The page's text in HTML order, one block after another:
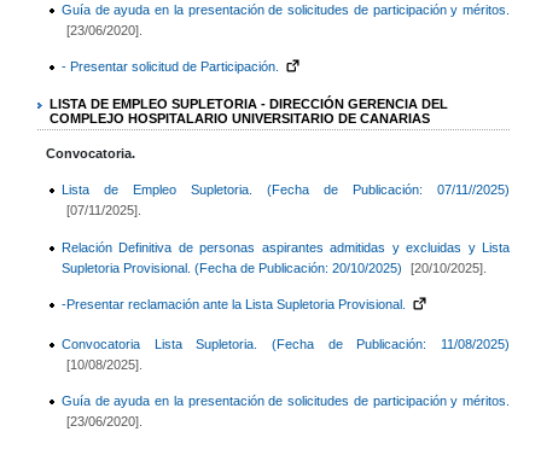
Guía de ayuda en la presentación de solicitudes de participación y méritos.
[23/06/2020].
- Presentar solicitud de Participación.
LISTA DE EMPLEO SUPLETORIA - DIRECCIÓN GERENCIA DEL
COMPLEJO HOSPITALARIO UNIVERSITARIO DE CANARIAS
Convocatoria.
Lista de Empleo Supletoria. (Fecha de Publicación: 07/11//2025)
[07/11/2025].
Relación Definitiva de personas aspirantes admitidas y excluidas y Lista
Supletoria Provisional. (Fecha de Publicación: 20/10/2025)
[20/10/2025].
-Presentar reclamación ante la Lista Supletoria Provisional.
Convocatoria Lista Supletoria. (Fecha de Publicación: 11/08/2025)
[10/08/2025].
Guía de ayuda en la presentación de solicitudes de participación y méritos.
[23/06/2020].